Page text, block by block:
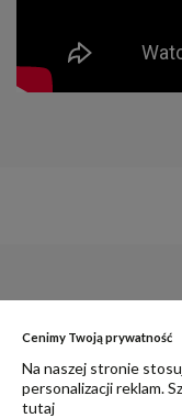
Cenimy Twoją prywatność
Na naszej stronie
personalizacji reklam.
tutaj